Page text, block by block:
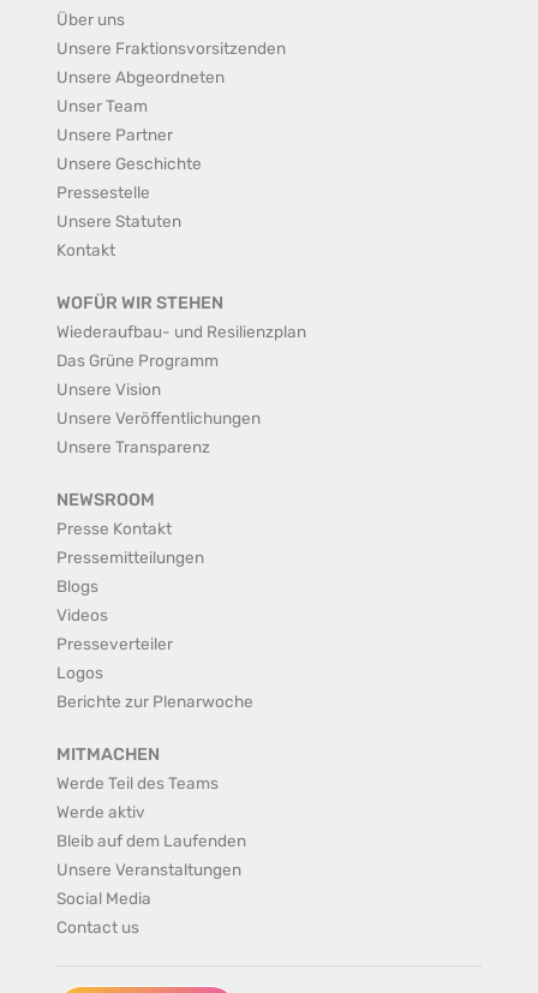
Über uns
Unsere Fraktionsvorsitzenden
Unsere Abgeordneten
Unser Team
Unsere Partner
Unsere Geschichte
Pressestelle
Unsere Statuten
Kontakt
WOFÜR WIR STEHEN
Wiederaufbau- und Resilienzplan
Das Grüne Programm
Unsere Vision
Unsere Veröffentlichungen
Unsere Transparenz
NEWSROOM
Presse Kontakt
Pressemitteilungen
Blogs
Videos
Presseverteiler
Logos
Berichte zur Plenarwoche
MITMACHEN
Werde Teil des Teams
Werde aktiv
Bleib auf dem Laufenden
Unsere Veranstaltungen
Social Media
Contact us